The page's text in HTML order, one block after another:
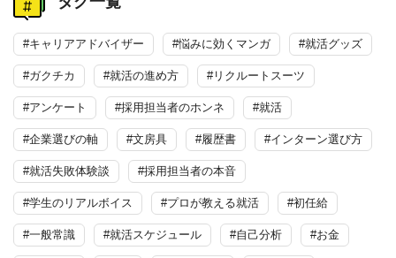
#キャリアアドバイザー #悩みに効くマンガ #就活グッズ
#ガクチカ #就活の進め方 #リクルートスーツ
#アンケート #採用担当者のホンネ #就活
#企業選びの軸 #文房具 #履歴書 #インターン選び方
#就活失敗体験談 #採用担当者の本音
#学生のリアルボイス #プロが教える就活 #初任給
#一般常識 #就活スケジュール #自己分析 #お金